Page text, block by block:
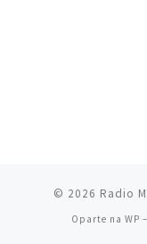
© 2026 Radio
Oparte na WP